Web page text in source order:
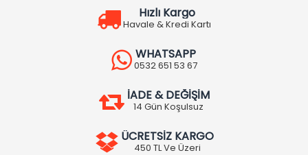
Hızlı Kargo
Havale & Kredi Kartı
WHATSAPP
0532 651 53 67
İADE & DEĞİŞİM
14 Gün Koşulsuz
ÜCRETSİZ KARGO
450 TL Ve Üzeri